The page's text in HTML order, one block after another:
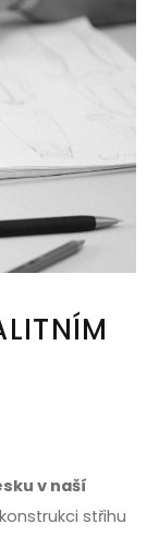
v naší
střihu